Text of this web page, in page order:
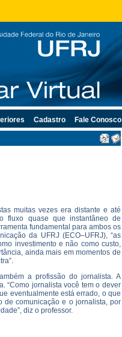
muitas vezes era distante e até
fluxo quase que instantâneo de
fundamental para ambos os
da UFRJ (ECO–UFRJ), “as
investimento e não como custo,
ainda mais em momentos de
a profissão do jornalista. A
“Como jornalista você tem o dever
eventualmente está errado, o que
de comunicação e o jornalista, por
diz o professor.
Cadastro Fale Conosco